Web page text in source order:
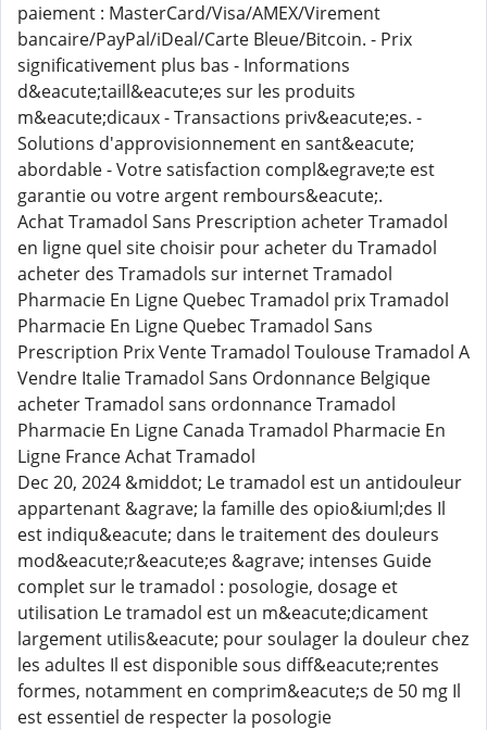
paiement : MasterCard/Visa/AMEX/Virement
bancaire/PayPal/iDeal/Carte Bleue/Bitcoin. - Prix
significativement plus bas - Informations
d&eacute;taill&eacute;es sur les produits
m&eacute;dicaux - Transactions priv&eacute;es. -
Solutions d'approvisionnement en sant&eacute;
abordable - Votre satisfaction compl&egrave;te est
garantie ou votre argent rembours&eacute;.
Achat Tramadol Sans Prescription acheter Tramadol
en ligne quel site choisir pour acheter du Tramadol
acheter des Tramadols sur internet Tramadol
Pharmacie En Ligne Quebec Tramadol prix Tramadol
Pharmacie En Ligne Quebec Tramadol Sans
Prescription Prix Vente Tramadol Toulouse Tramadol A
Vendre Italie Tramadol Sans Ordonnance Belgique
acheter Tramadol sans ordonnance Tramadol
Pharmacie En Ligne Canada Tramadol Pharmacie En
Ligne France Achat Tramadol
Dec 20, 2024 &middot; Le tramadol est un antidouleur
appartenant &agrave; la famille des opio&iuml;des Il
est indiqu&eacute; dans le traitement des douleurs
mod&eacute;r&eacute;es &agrave; intenses Guide
complet sur le tramadol : posologie, dosage et
utilisation Le tramadol est un m&eacute;dicament
largement utilis&eacute; pour soulager la douleur chez
les adultes Il est disponible sous diff&eacute;rentes
formes, notamment en comprim&eacute;s de 50 mg Il
est essentiel de respecter la posologie